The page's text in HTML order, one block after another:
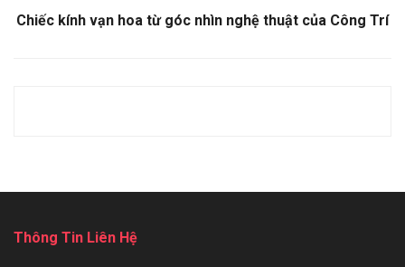
Chiếc kính vạn hoa từ góc nhìn nghệ thuật của Công Trí
Thông Tin Liên Hệ